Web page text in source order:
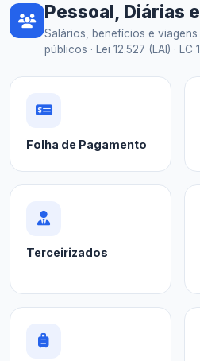
Pessoal, Diárias
Salários, benefícios e
públicos · Lei 12.527 (LAI) · LC
Folha de Pagamento
Terceirizados